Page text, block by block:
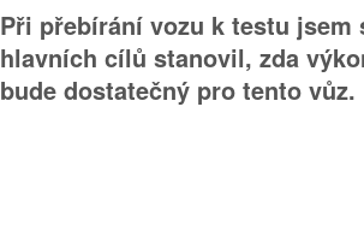
Při přebírání vozu k testu jsem
hlavních cílů stanovil, zda
bude dostatečný pro tento vůz.